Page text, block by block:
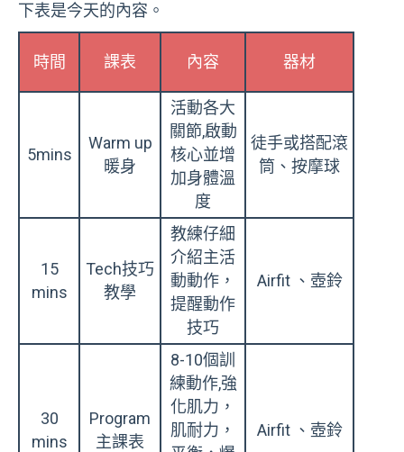
下表是今天的內容。
時間 課表 內容 器材
5mins
Warm up
暖身
活動各大
關節,啟動
核心並增
加身體溫
度
徒手或搭配滾
筒、按摩球
15
mins
Tech技巧
教學
教練仔細
介紹主活
動動作，
提醒動作
技巧
Airfit 、壺鈴
30
mins
Program
主課表
8-10個訓
練動作,強
化肌力，
肌耐力，
Airfit 、壺鈴